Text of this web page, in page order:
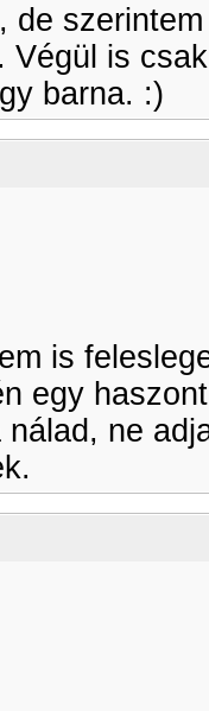
de
Végül is
barna. :)
is
egy
ne